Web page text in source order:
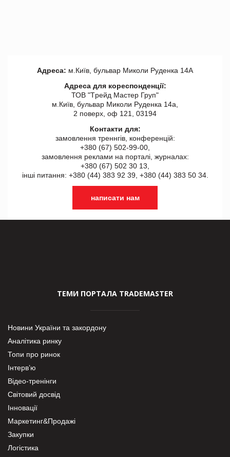
Адреса: м.Київ, бульвар Миколи Руденка 14А
Адреса для кореспонденції:
ТОВ "Tрейд Мастер Груп"
м.Київ, бульвар Миколи Руденка 14а,
2 поверх, оф 121, 03194
Контакти для:
замовлення треннгів, конференцій:
+380 (67) 502-99-00,
замовлення реклами на порталі, журналах:
+380 (67) 502 30 13,
інші питання: +380 (44) 383 92 39, +380 (44) 383 50 34.
написати нам
ТЕМИ ПОРТАЛА TRADEMASTER
Новини України та закордону
Аналітика ринку
Топи про ринок
Інтерв’ю
Відео-тренінги
Світовий досвід
Інновації
Маркетинг&Продажі
Закупки
Логістика